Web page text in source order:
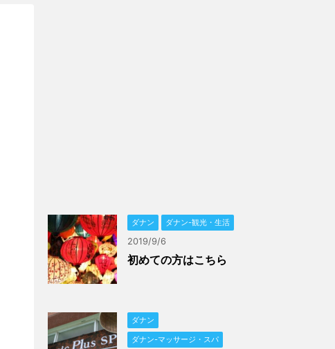
ダナン ダナン-観光・生活
2019/9/6
初めての方はこちら
ダナン
ダナン-マッサージ・スパ